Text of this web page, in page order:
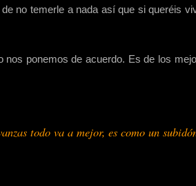
no temerle a nada así que si queréis
ponemos de acuerdo. Es de los
todo va a mejor, es como un